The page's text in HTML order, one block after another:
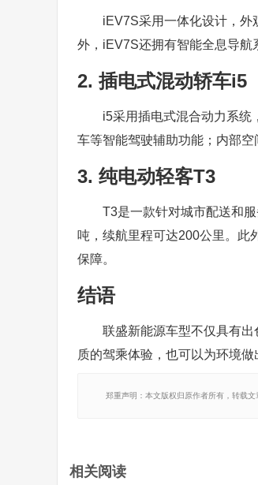
iEV7S采用一体化设计，外
外，iEV7S还拥有智能全息导航
2. 插电式混动轿车i5
i5采用插电式混合动力系统
车等智能驾驶辅助功能；内部空
3. 纯电动轻客T3
T3是一款针对城市配送和
吨，续航里程可达200公里。此
保障。
结语
联盛新能源车型不仅具有
质的驾乘体验，也可以为环境做
郑重声明：本文版权归原作者所有，转载
相关阅读